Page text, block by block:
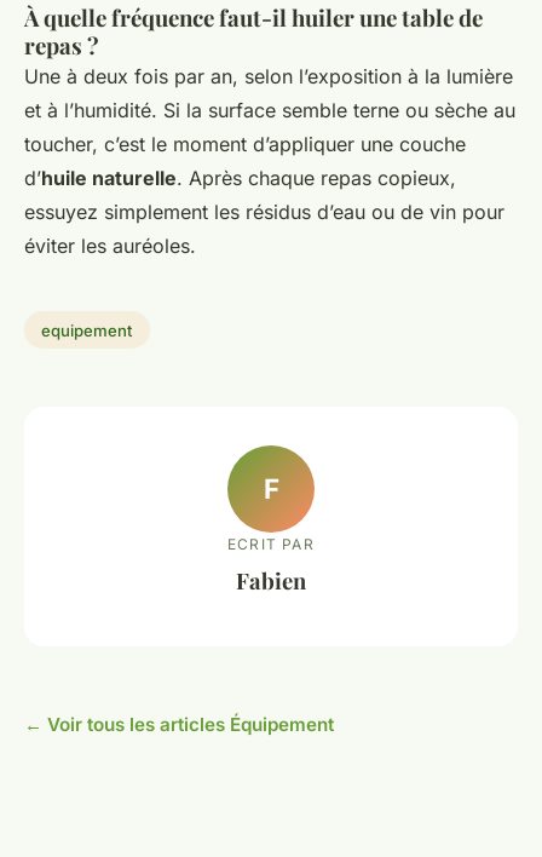
À quelle fréquence faut-il huiler une table de
repas ?
Une à deux fois par an, selon l’exposition à la lumière
et à l’humidité. Si la surface semble terne ou sèche au
toucher, c’est le moment d’appliquer une couche
d’huile naturelle. Après chaque repas copieux,
essuyez simplement les résidus d’eau ou de vin pour
éviter les auréoles.
equipement
F
ECRIT PAR
Fabien
← Voir tous les articles Équipement